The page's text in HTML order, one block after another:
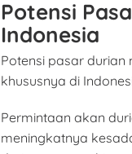
Potensi
Indonesia
Potensi pasar
khususnya di
Permintaan akan
meningkatnya